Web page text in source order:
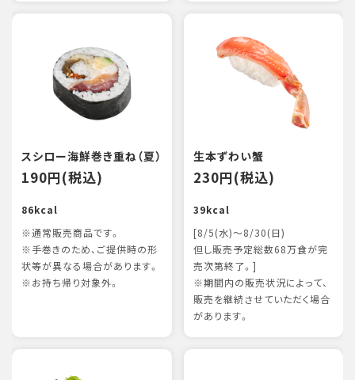
スシロー海鮮巻き重ね（夏）
190円(税込)
86kcal
※通常販売商品です。
※手巻きのため、ご提供時の形
状等が異なる場合があります。
※お持ち帰り対象外。
生本ずわい蟹
230円(税込)
39kcal
[8/5(水)～8/30(日)
但し販売予定総数68万食が完
売次第終了。]
※期間内の販売状況によって、
販売を継続させていただく場合
があります。